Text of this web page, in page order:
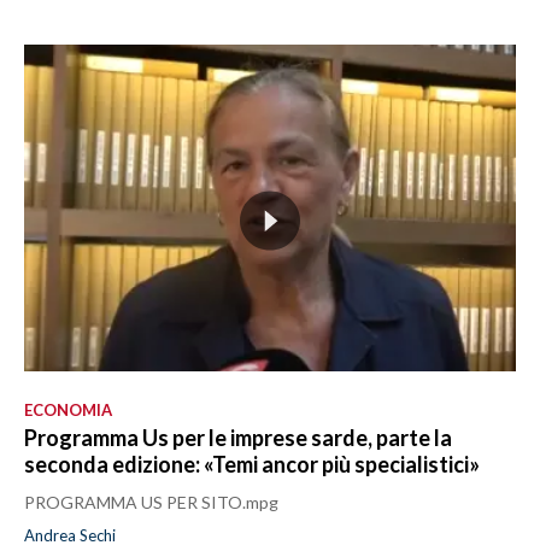
ECONOMIA
Programma Us per le imprese sarde, parte la
seconda edizione: «Temi ancor più specialistici»
PROGRAMMA US PER SITO.mpg
Andrea Sechi